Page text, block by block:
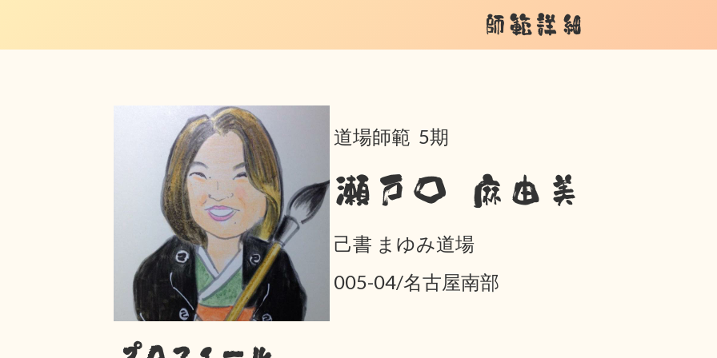
師範詳細
道場師範 5期
瀬戸口 麻由美
己書 まゆみ道場
005-04/名古屋南部